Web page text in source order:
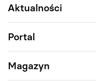
Aktualności
Portal
Magazyn